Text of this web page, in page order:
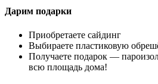
Дарим подарки
Приобретаете сайдинг
Выбираете пластиковую
Получаете подарок —
всю площадь дома!